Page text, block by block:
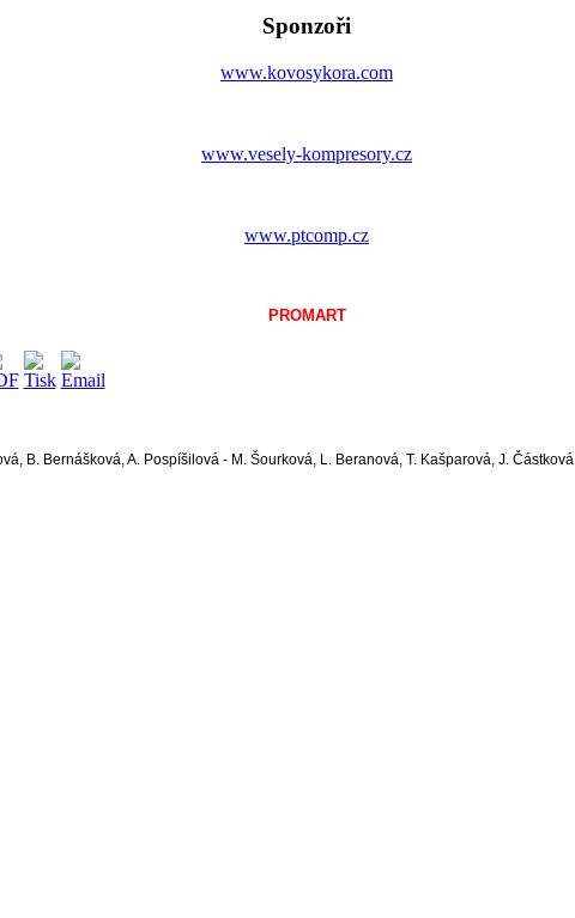
Sponzoři
www.kovosykora.com
www.vesely-kompresory.cz
www.ptcomp.cz
PROMART
B. Bernášková, A. Pospíšilová - M. Šourková, L. Beranová, T. Kašparová, J.